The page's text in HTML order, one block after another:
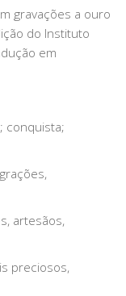
gravações a ouro
do Instituto
em
conquista;
artesãos,
preciosos,